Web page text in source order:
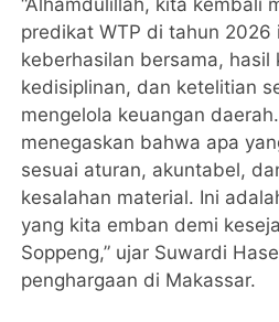
predikat WTP di tahun 2026
keberhasilan bersama, hasil
kedisiplinan, dan ketelitian
mengelola keuangan
menegaskan bahwa apa
sesuai aturan, akuntabel,
kesalahan material. Ini
yang kita emban demi
Soppeng,” ujar Suwardi
penghargaan di Makassar.